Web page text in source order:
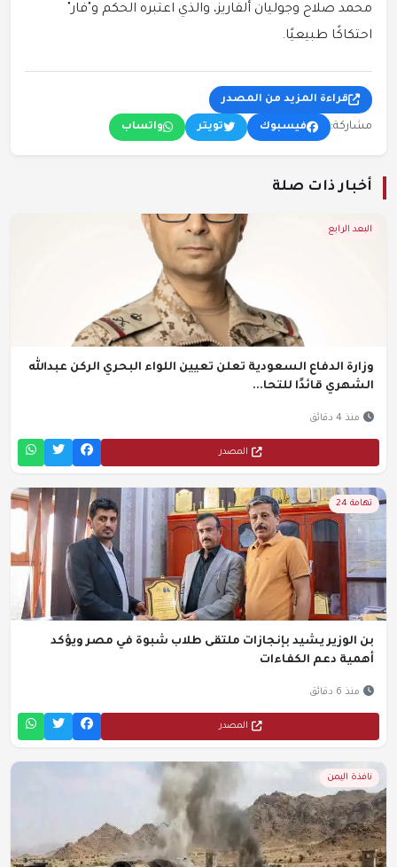
محمد صلاح وجوليان ألفاريز، والذي اعتبره الحكم و"فار"
احتكاكًا طبيعيًا.
قراءة المزيد من المصدر
مشاركة: فيسبوك تويتر واتساب
أخبار ذات صلة
البعد الرابع
وزارة الدفاع السعودية تعلن تعيين اللواء البحري الركن عبدالله
الشهري قائدًا للتحا...
منذ 4 دقائق
المصدر
تهامة 24
بن الوزير يشيد بإنجازات ملتقى طلاب شبوة في مصر ويؤكد
أهمية دعم الكفاءات
منذ 6 دقائق
المصدر
نافذة اليمن